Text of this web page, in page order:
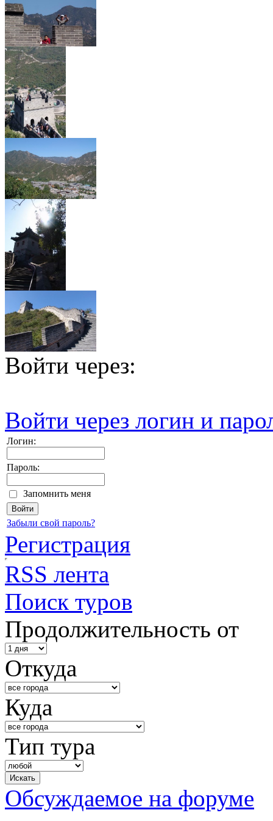
Войти через:
Войти через логин и
Логин:
Пароль:
Запомнить меня
Забыли свой пароль?
Регистрация
RSS лента
Поиск туров
Продолжительность от
Откуда
Куда
Тип тура
Обсуждаемое на форуме